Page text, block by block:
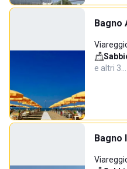
Bagno
e altri 3…
Bagno